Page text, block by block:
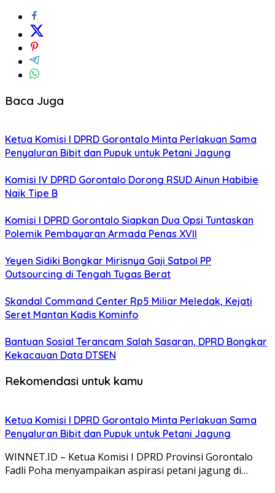
Baca Juga
Ketua Komisi I DPRD Gorontalo Minta Perlakuan Sama
Penyaluran Bibit dan Pupuk untuk Petani Jagung
Komisi IV DPRD Gorontalo Dorong RSUD Ainun Habibie
Naik Tipe B
Komisi I DPRD Gorontalo Siapkan Dua Opsi Tuntaskan
Polemik Pembayaran Armada Penas XVII
Yeyen Sidiki Bongkar Mirisnya Gaji Satpol PP
Outsourcing di Tengah Tugas Berat
Skandal Command Center Rp5 Miliar Meledak, Kejati
Seret Mantan Kadis Kominfo
Bantuan Sosial Terancam Salah Sasaran, DPRD Bongkar
Kekacauan Data DTSEN
Rekomendasi untuk kamu
Ketua Komisi I DPRD Gorontalo Minta Perlakuan Sama
Penyaluran Bibit dan Pupuk untuk Petani Jagung
WINNET.ID – Ketua Komisi I DPRD Provinsi Gorontalo
Fadli Poha menyampaikan aspirasi petani jagung di…